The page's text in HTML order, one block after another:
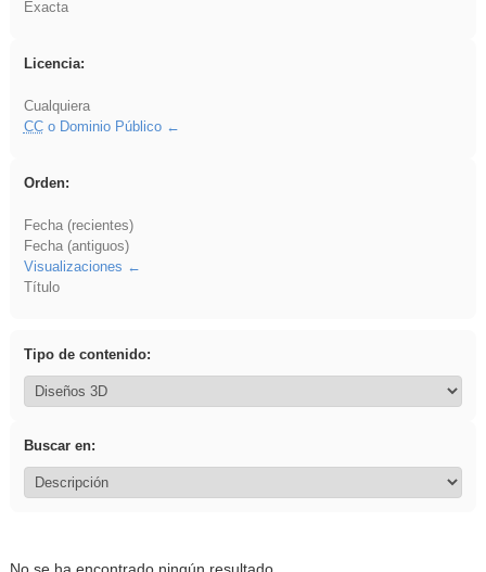
Exacta
Licencia:
Cualquiera
CCo Dominio Público
Orden:
Fecha (recientes)
Fecha (antiguos)
Visualizaciones
Título
Tipo de contenido:
Buscar en: